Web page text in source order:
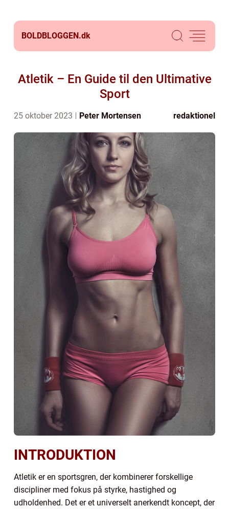
BOLDBLOGGEN.dk
Atletik – En Guide til den Ultimative
Sport
25 oktober 2023 Peter Mortensen redaktionel
INTRODUKTION
Atletik er en sportsgren, der kombinerer forskellige
discipliner med fokus på styrke, hastighed og
udholdenhed. Det er et universelt anerkendt koncept, der